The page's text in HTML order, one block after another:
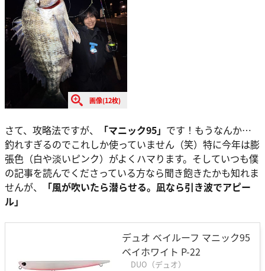
画像(12枚)
さて、攻略法ですが、 「マニック95」 です！もうなんか…
釣れすぎるのでこれしか使っていません（笑）特に今年は膨
張色（白や淡いピンク）がよくハマります。そしていつも僕
の記事を読んでくださっている方なら聞き飽きたかも知れま
せんが、
「風が吹いたら潜らせる。凪なら引き波でアピー
ル」
デュオ ベイルーフ マニック95
ベイホワイト P-22
DUO（デュオ）